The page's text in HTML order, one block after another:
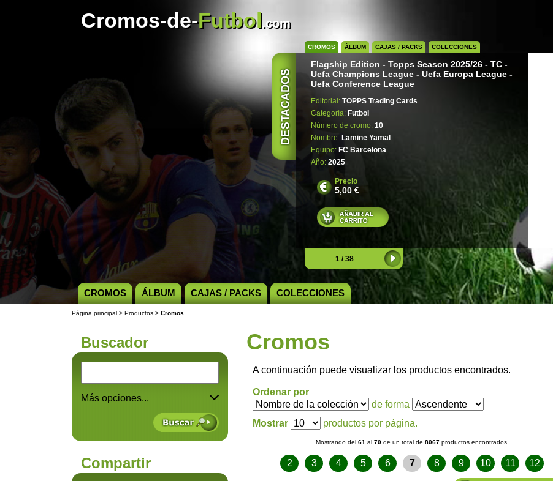
Cromos-de-Futbol.com
CROMOS ÁLBUM CAJAS / PACKS COLECCIONES
Flagship Edition - Topps Season 2025/26 - TC -
Uefa Champions League - Uefa Europa League -
Uefa Conference League
Editorial: TOPPS Trading Cards
Categoría: Futbol
Número de cromo: 10
Nombre: Lamine Yamal
Equipo: FC Barcelona
Año: 2025
Precio
5,00 €
1 / 38
CROMOS ÁLBUM CAJAS / PACKS COLECCIONES
Página principal > Productos > Cromos
Buscador
Más opciones...
Compartir
Cromos
A continuación puede visualizar los productos encontrados.
Ordenar por
de forma
Mostrar
productos por página.
Mostrando del 61 al 70de un total de 8067productos encontrados.
2 3 4 5 6 7 8 9 10 11 12